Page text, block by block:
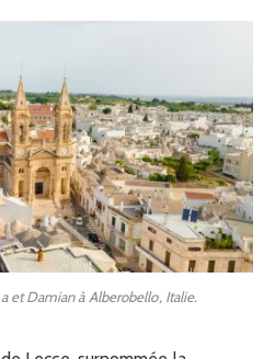
et Damian à Alberobello, Italie.